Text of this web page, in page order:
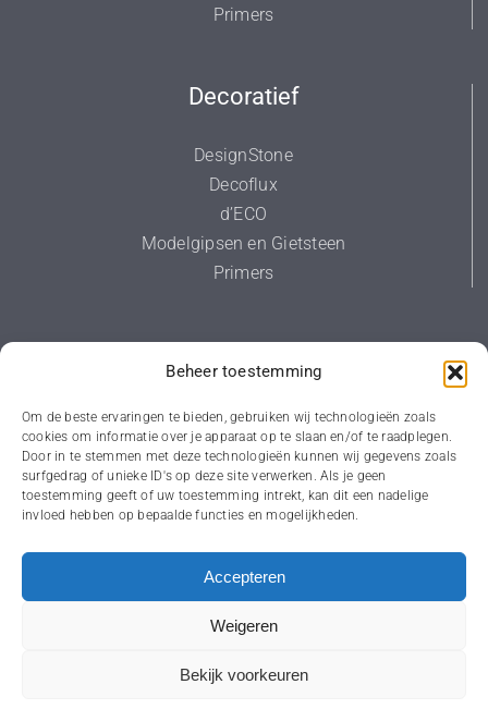
Beheer toestemming
Om de beste ervaringen te bieden, gebruiken wij technologieën zoals
cookies om informatie over je apparaat op te slaan en/of te raadplegen.
Door in te stemmen met deze technologieën kunnen wij gegevens zoals
surfgedrag of unieke ID's op deze site verwerken. Als je geen
toestemming geeft of uw toestemming intrekt, kan dit een nadelige
invloed hebben op bepaalde functies en mogelijkheden.
Accepteren
Weigeren
Bekijk voorkeuren
Primers
Decoratief
DesignStone
Decoflux
d’ECO
Modelgipsen en Gietsteen
Primers
Primers
Voorstrijk
Waterproofing
WebdesignStudio Kaboem!